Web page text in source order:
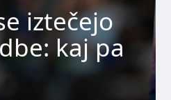
iztečejo
kaj pa